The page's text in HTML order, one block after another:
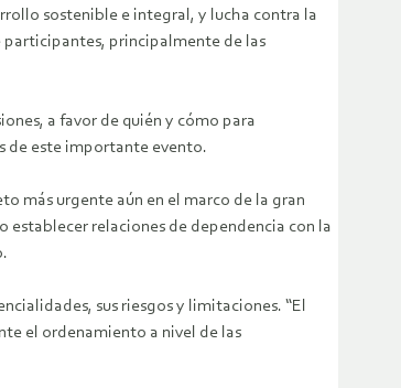
sostenible e integral, y lucha contra la
participantes, principalmente de las
a favor de quién y cómo para
de este importante evento.
más urgente aún en el marco de la gran
establecer relaciones de dependencia con la
sus riesgos y limitaciones. “El
el ordenamiento a nivel de las